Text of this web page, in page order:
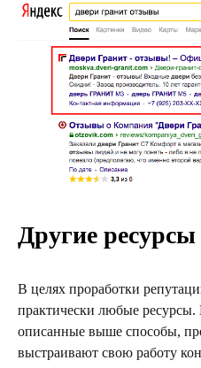
Другие ресурсы
В целях проработки
практически любые
описанные выше способы,
выстраивают свою работу